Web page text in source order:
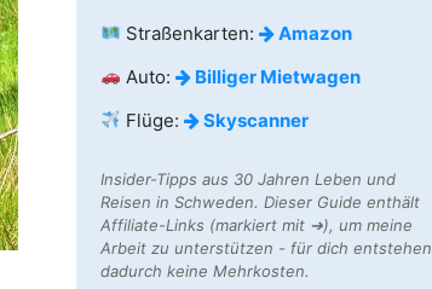
Straßenkarten:
Amazon
Auto:
Billiger Mietwagen
Flüge:
Skyscanner
Insider-Tipps aus 30 Jahren Leben und
Reisen in Schweden. Dieser Guide enthält
Affiliate-Links (markiert mit ➔), um meine
Arbeit zu unterstützen - für dich entstehen
dadurch keine Mehrkosten.